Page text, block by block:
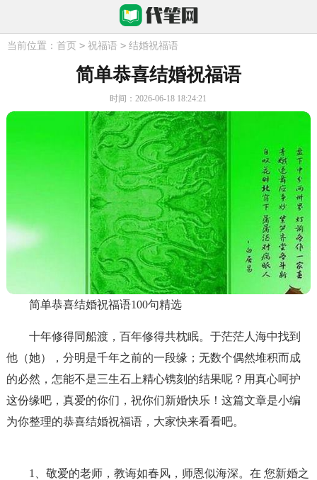
当前位置： 首页 > 祝福语 > 结婚祝福语
简单恭喜结婚祝福语
时间：2026-06-18 18:24:21
简单恭喜结婚祝福语100句精选
十年修得同船渡，百年修得共枕眠。于茫茫人海中找到
他（她），分明是千年之前的一段缘；无数个偶然堆积而成
的必然，怎能不是三生石上精心镌刻的结果呢？用真心呵护
这份缘吧，真爱的你们，祝你们新婚快乐！这篇文章是小编
为你整理的恭喜结婚祝福语，大家快来看看吧。
1、敬爱的老师，教诲如春风，师恩似海深。在 您新婚之